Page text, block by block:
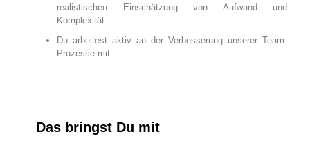
realistischen Einschätzung von Aufwand und
Komplexität.
Du arbeitest aktiv an der Verbesserung unserer Team-
Prozesse mit.
Das bringst Du mit